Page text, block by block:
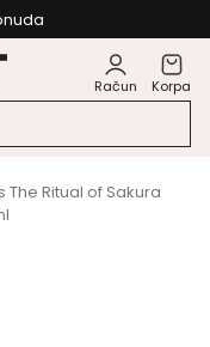
Račun Korpa
The Ritual of Sakura